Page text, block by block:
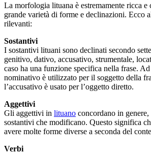
La morfologia lituana è estremamente ricca e
grande varietà di forme e declinazioni. Ecco
rilevanti:
Sostantivi
I sostantivi lituani sono declinati secondo
genitivo, dativo, accusativo, strumentale,
caso ha una funzione specifica nella frase.
nominativo è utilizzato per il soggetto della
l’accusativo è usato per l’oggetto diretto.
Aggettivi
Gli aggettivi in lituano concordano in
sostantivi che modificano. Questo significa
avere molte forme diverse a seconda del
Verbi